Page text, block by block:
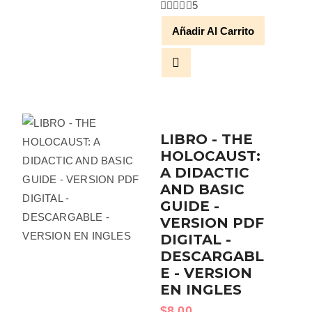
5
Añadir Al Carrito
LIBRO - THE
HOLOCAUST:
A DIDACTIC
AND BASIC
GUIDE -
VERSION PDF
DIGITAL -
DESCARGABL
E - VERSION
EN INGLES